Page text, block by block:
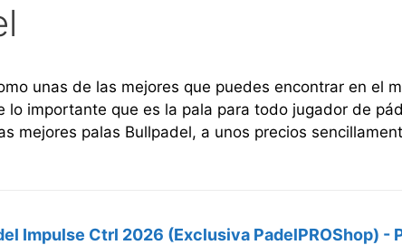
unas de las mejores que puedes encontrar en el
lo importante que es la pala para todo jugador de
mejores palas Bullpadel, a unos precios
Impulse Ctrl 2026 (Exclusiva PadelPROShop) -